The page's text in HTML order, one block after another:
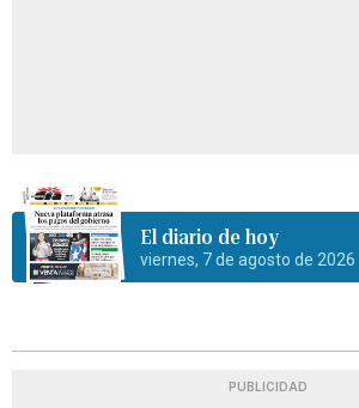
El diario de hoy
viernes, 7 de agosto de 2026
PUBLICIDAD